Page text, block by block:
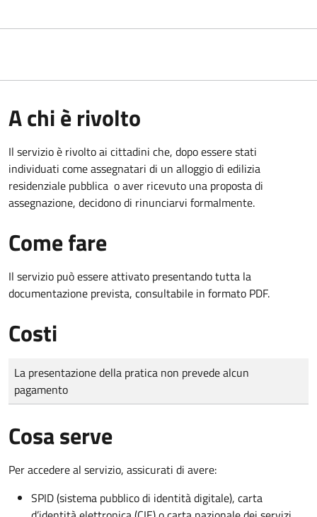
A chi è rivolto
Il servizio è rivolto ai cittadini che, dopo essere stati
individuati come assegnatari di un alloggio di edilizia
residenziale pubblica o aver ricevuto una proposta di
assegnazione, decidono di rinunciarvi formalmente.
Come fare
Il servizio può essere attivato presentando tutta la
documentazione prevista, consultabile in formato PDF.
Costi
Tipo di pagamento
Importo
La presentazione della pratica non prevede alcun
pagamento
Cosa serve
Per accedere al servizio, assicurati di avere:
SPID (sistema pubblico di identità digitale), carta